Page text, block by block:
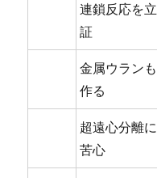
連鎖反応を立
証
金属ウランも
作る
超遠心分離に
苦心